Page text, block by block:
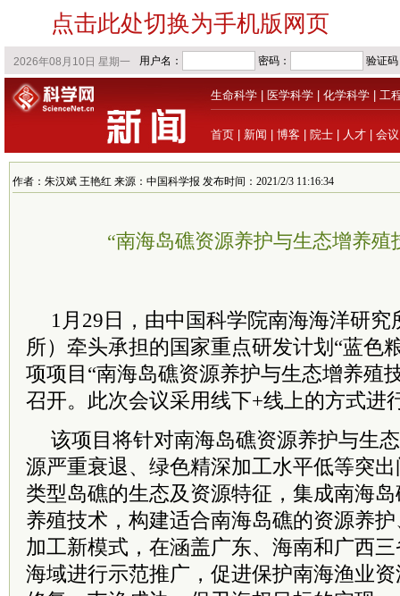
点击此处切换为手机版网页
生命科学 医学科学 化学科学 工
首页 新闻 博客 院士 人才 会议
作者：朱汉斌 王艳红 来源：中国科学报 发布时间：2021/2/3 11:16:34
“南海岛礁资源养护与生态增养殖
1月29日，由中国科学院南海海洋研
所）牵头承担的国家重点研发计划“蓝色
项项目“南海岛礁资源养护与生态增养殖
召开。此次会议采用线下+线上的方式进
该项目将针对南海岛礁资源养护与生
源严重衰退、绿色精深加工水平低等突
类型岛礁的生态及资源特征，集成南海
养殖技术，构建适合南海岛礁的资源养
加工新模式，在涵盖广东、海南和广西
海域进行示范推广，促进保护南海渔业